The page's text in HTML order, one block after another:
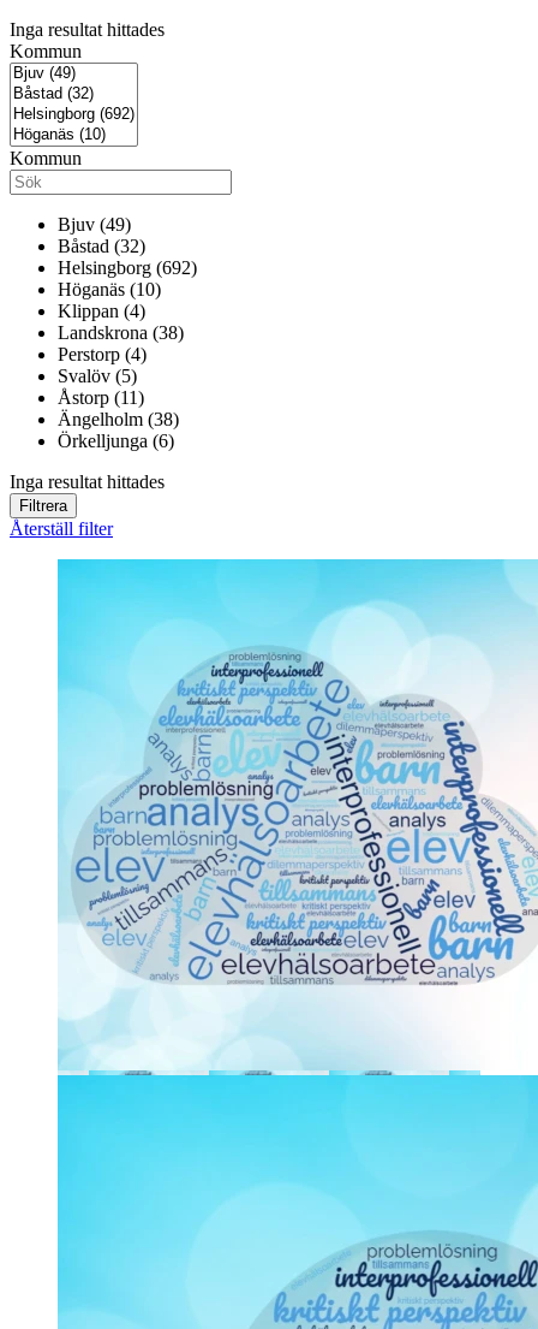
Inga resultat hittades
Kommun
Kommun
Bjuv (49)
Båstad (32)
Helsingborg (692)
Höganäs (10)
Klippan (4)
Landskrona (38)
Perstorp (4)
Svalöv (5)
Åstorp (11)
Ängelholm (38)
Örkelljunga (6)
Inga resultat hittades
Filtrera
Återställ filter